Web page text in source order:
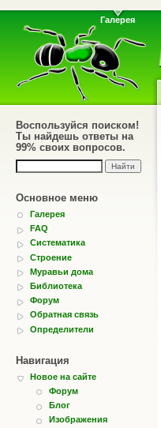
Галерея
Воспользуйся поиском!
Ты найдешь ответы на
99% своих вопросов.
Основное меню
Галерея
FAQ
Систематика
Строение
Муравьи дома
Библиотека
Форум
Обратная связь
Определители
Навигация
Новое на сайте
Форум
Блог
Изображения